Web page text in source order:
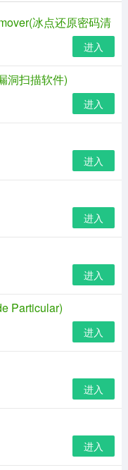
更显得有趣
、公交数据的高准确
包供免费下载，享受
达目的地。
；
后、80后一代人更有
此前各个经典影片的
冒出来，让小编在开
，可见，明星语音还
冰点还原密码清
进入
洞扫描软件)
进入
进入
进入
进入
Particular)
进入
进入
进入